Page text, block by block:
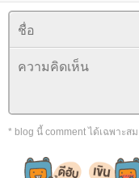
* blog นี้ comment ได้เฉพาะส